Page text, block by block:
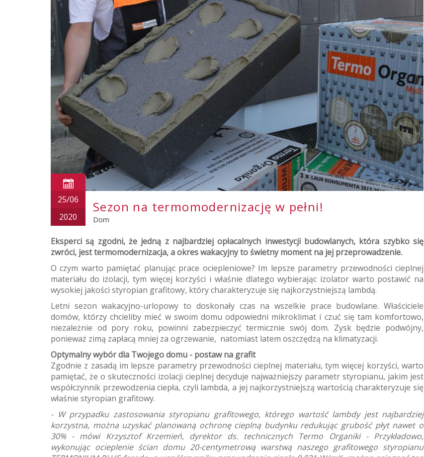
25/06
2020
Sezon na termomodernizację w pełni!
Dom
Eksperci są zgodni, że jedną z najbardziej opłacalnych inwestycji budowlanych, która szybko się
zwróci, jest termomodernizacja, a okres wakacyjny to świetny moment na jej przeprowadzenie.
O czym warto pamiętać planując prace ociepleniowe? Im lepsze parametry przewodności cieplnej
materiału do izolacji, tym więcej korzyści i właśnie dlatego wybierając izolator warto postawić na
wysokiej jakości styropian grafitowy, który charakteryzuje się najkorzystniejszą lambdą.
Letni sezon wakacyjno-urlopowy to doskonały czas na wszelkie prace budowlane. Właściciele
domów, którzy chcieliby mieć w swoim domu odpowiedni mikroklimat i czuć się tam komfortowo,
niezależnie od pory roku, powinni zabezpieczyć termicznie swój dom. Zysk będzie podwójny,
ponieważ zimą zapłacą mniej za ogrzewanie, natomiast latem oszczędzą na klimatyzacji.
Optymalny wybór dla Twojego domu - postaw na grafit
Zgodnie z zasadą im lepsze parametry przewodności cieplnej materiału, tym więcej korzyści, warto
pamiętać, że o skuteczności izolacji cieplnej decyduje najważniejszy parametr styropianu, jakim jest
współczynnik przewodzenia ciepła, czyli lambda, a jej najkorzystniejszą wartością charakteryzuje się
właśnie styropian grafitowy.
- W przypadku zastosowania styropianu grafitowego, którego wartość lambdy jest najbardziej
korzystna, można uzyskać planowaną ochronę cieplną budynku redukując grubość płyt nawet o
30% - mówi Krzysztof Krzemień, dyrektor ds. technicznych Termo Organiki - Przykładowo,
wykonując ocieplenie ścian domu 20-centymetrową warstwą naszego grafitowego styropianu